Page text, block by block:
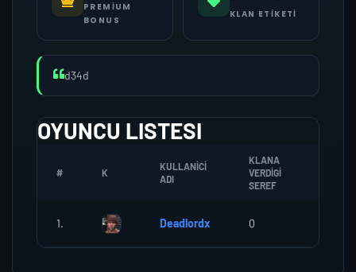
PREMIUM
BONUS
KLAN ETIKETI
d34d
OYUNCU LISTESI
# K
KULLANICI
ADI
KLANA
VERDIGI
SEREF
1. Deadlordx 0